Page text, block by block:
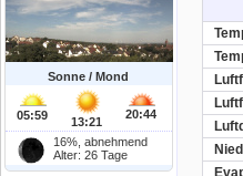
Sonne / Mond
05:59 13:21
20:44
16%, abnehmend
Alter: 26 Tage